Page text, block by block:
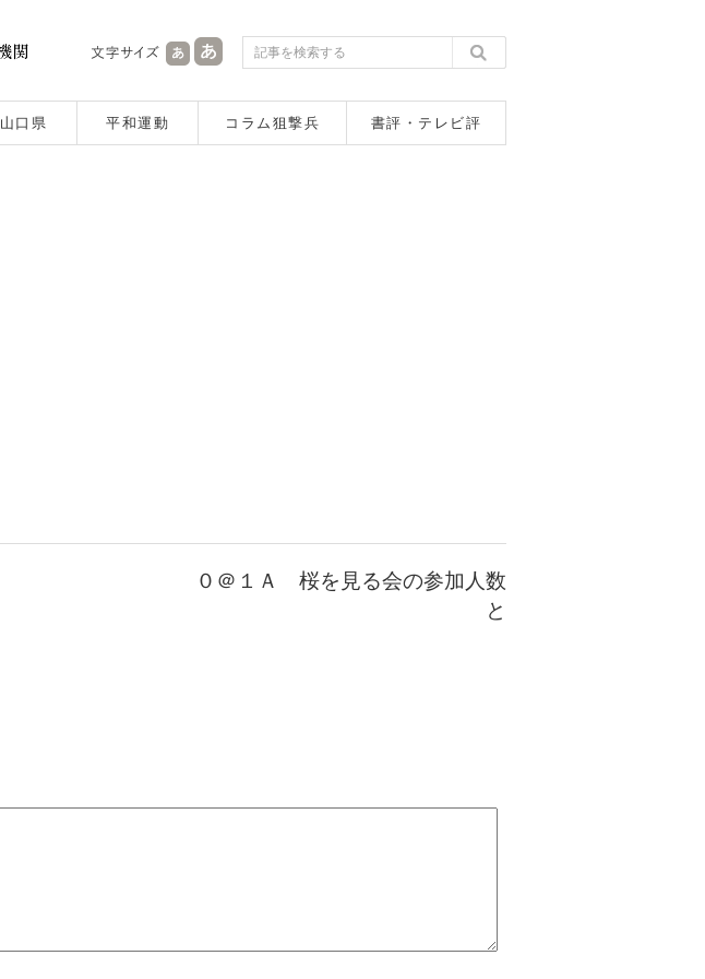
山口県 平和運動 コラム狙撃兵 書評・テレビ評
０＠１Ａ 桜を見る会の参加人数
と